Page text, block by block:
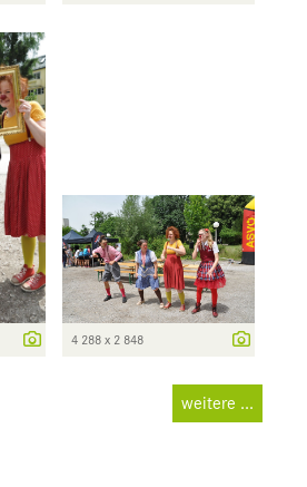
4 288 x 2 848
weitere ...